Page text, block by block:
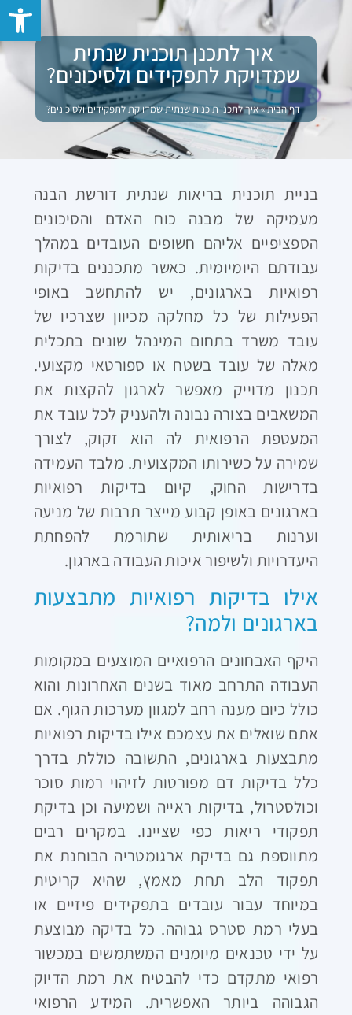
פתח
איך לתכנן תוכנית שנתית
שמדויקת לתפקידים ולסיכונים?
דף הבית»איך לתכנן תוכנית שנתית שמדויקת לתפקידים ולסיכונים?
בניית תוכנית בריאות שנתית דורשת הבנה
מעמיקה של מבנה כוח האדם והסיכונים
הספציפיים אליהם חשופים העובדים במהלך
עבודתם היומיומית. כאשר מתכננים בדיקות
רפואיות בארגונים, יש להתחשב באופי
הפעילות של כל מחלקה מכיוון שצרכיו של
עובד משרד בתחום המינהל שונים בתכלית
מאלה של עובד בשטח או ספורטאי מקצועי.
תכנון מדוייק מאפשר לארגון להקצות את
המשאבים בצורה נבונה ולהעניק לכל עובד את
המעטפת הרפואית לה הוא זקוק, לצורך
שמירה על כשירותו המקצועית. מלבד העמידה
בדרישות החוק, קיום בדיקות רפואיות
בארגונים באופן קבוע מייצר תרבות של מניעה
וערנות בריאותית שתורמת להפחתת
היעדרויות ולשיפור איכות העבודה בארגון.
אילו בדיקות רפואיות מתבצעות
בארגונים ולמה?
היקף האבחונים הרפואיים המוצעים במקומות
העבודה התרחב מאוד בשנים האחרונות והוא
כולל כיום מענה רחב למגוון מערכות הגוף. אם
אתם שואלים את עצמכם אילו בדיקות רפואיות
מתבצעות בארגונים, התשובה כוללת בדרך
כלל בדיקות דם מפורטות לזיהוי רמות סוכר
וכולסטרול, בדיקות ראייה ושמיעה וכן בדיקת
תפקודי ריאות כפי שציינו. במקרים רבים
מתווספת גם בדיקת ארגומטריה הבוחנת את
תפקוד הלב תחת מאמץ, שהיא קריטית
במיוחד עבור עובדים בתפקידים פיזיים או
בעלי רמת סטרס גבוהה. כל בדיקה מבוצעת
על ידי טכנאים מיומנים המשתמשים במכשור
רפואי מתקדם כדי להבטיח את רמת הדיוק
הגבוהה ביותר האפשרית. המידע הרפואי